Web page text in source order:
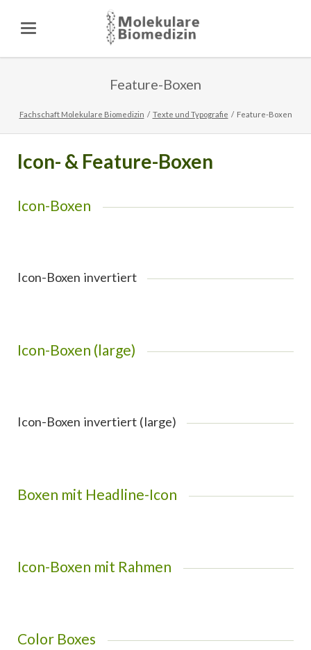
Feature-Boxen
Fachschaft Molekulare Biomedizin Texte und Typografie Feature-Boxen
Icon- & Feature-Boxen
Icon-Boxen
Icon-Boxen invertiert
Icon-Boxen (large)
Icon-Boxen invertiert (large)
Boxen mit Headline-Icon
Icon-Boxen mit Rahmen
Color Boxes